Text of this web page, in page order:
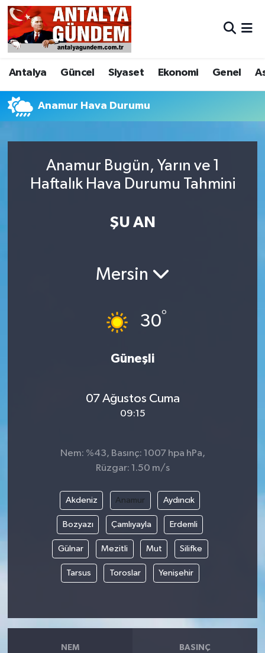
Antalya Güncel Siyaset Ekonomi Genel
Anamur Hava Durumu
Anamur Bugün, Yarın ve 1
Haftalık Hava Durumu Tahmini
ŞU AN
Mersin
30°
Güneşli
07 Ağustos Cuma
09:15
Nem: %43, Basınç: 1007 hpa hPa,
Rüzgar: 1.50 m/s
Akdeniz Anamur Aydıncık
Bozyazı Çamlıyayla Erdemli
Gülnar Mezitli Mut Silifke
Tarsus Toroslar Yenişehir
NEM BASINÇ
Antalya
Asayiş
Bilim & Teknoloji
EĞİTİM
Antalya Nöbetçi Eczaneler
Antalya Hava Durumu
Antalya Namaz Vakitleri
Süper Lig Puan Durumu ve Fikstür
Son Dakika Haberleri